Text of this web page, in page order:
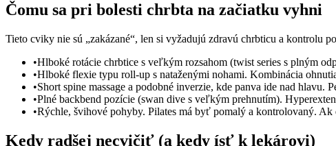
Čomu sa pri bolesti chrbta na začiatku vyhni
Tieto cviky nie sú „zakázané“, len si vyžadujú zdravú chrbticu a kontrolu
•Hlboké rotácie chrbtice s veľkým rozsahom (twist series s plným
•Hlboké flexie typu roll-up s nataženými nohami. Kombinácia
•Short spine massage a podobné inverzie, kde panva ide nad hlavu.
•Plné backbend pozície (swan dive s veľkým prehnutím).
•Rýchle, švihové pohyby. Pilates má byť pomalý a kontrolovaný.
Kedy radšej necvičiť (a kedy ísť k lekárovi)